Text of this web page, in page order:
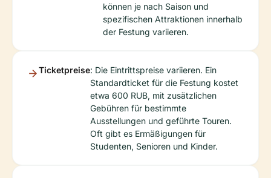
können je nach Saison und
spezifischen Attraktionen innerhalb
der Festung variieren.
Ticketpreise: Die Eintrittspreise variieren. Ein
Standardticket für die Festung kostet
etwa 600 RUB, mit zusätzlichen
Gebühren für bestimmte
Ausstellungen und geführte Touren.
Oft gibt es Ermäßigungen für
Studenten, Senioren und Kinder.